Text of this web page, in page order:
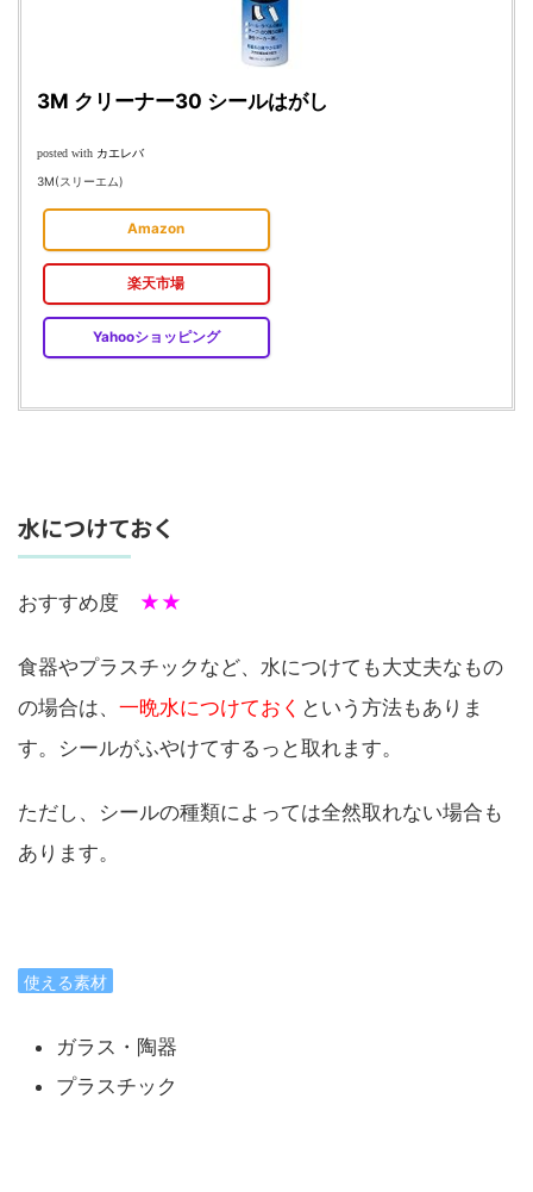
3M クリーナー30 シールはがし
posted with カエレバ
3M(スリーエム)
Amazon
楽天市場
Yahooショッピング
水につけておく
おすすめ度 ★★
食器やプラスチックなど、水につけても大丈夫なもの
の場合は、 一晩水につけておく という方法もありま
す。シールがふやけてするっと取れます。
ただし、シールの種類によっては全然取れない場合も
あります。
使える素材
ガラス・陶器
プラスチック